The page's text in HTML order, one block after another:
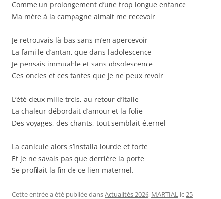
Comme un prolongement d’une trop longue enfance
Ma mère à la campagne aimait me recevoir
Je retrouvais là-bas sans m’en apercevoir
La famille d’antan, que dans l’adolescence
Je pensais immuable et sans obsolescence
Ces oncles et ces tantes que je ne peux revoir
L’été deux mille trois, au retour d’Italie
La chaleur débordait d’amour et la folie
Des voyages, des chants, tout semblait éternel
La canicule alors s’installa lourde et forte
Et je ne savais pas que derrière la porte
Se profilait la fin de ce lien maternel.
Cette entrée a été publiée dansActualités 2026, MARTIAL le25